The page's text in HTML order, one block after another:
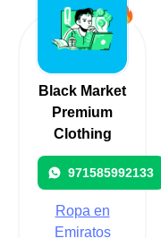
Black Market
Premium
Clothing
971585992133
Ropa en
Emiratos